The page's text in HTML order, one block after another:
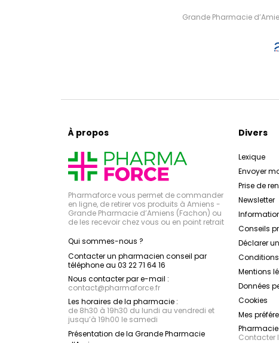
Grande Pharmacie
À propos
Pharmaforce vous permet de commander
en ligne, de retirer vos produits à Amiens -
Grande Pharmacie d’Amiens (Fachon) ou
de les recevoir chez vous ou en point retrait
Qui sommes-nous ?
Contacter un pharmacien conseil par
téléphone au 03 22 71 64 16
Nous contacter par e-mail :
contact@pharmaforce.fr
Les horaires de la pharmacie :
de 8h30 à 19h30 du lundi au vendredi et
jusqu’à 19h00 le samedi
Présentation de la Grande Pharmacie
Divers
Lexique
Envoyer
Prise de
Newsletter
Conseils
Déclarer
Conditions
Mentions
Données
Cookies
Mes
Contacter